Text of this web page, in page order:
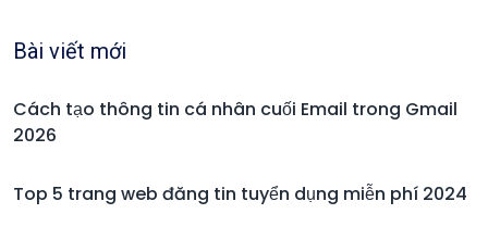
Bài viết mới
Cách tạo thông tin cá nhân cuối Email trong Gmail
2026
Top 5 trang web đăng tin tuyển dụng miễn phí 2024